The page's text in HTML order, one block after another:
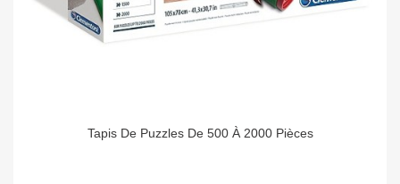
Tapis De Puzzles De 500 À 2000 Pièces